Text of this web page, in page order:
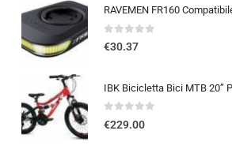
0out of 5
€30.37
0out of 5
€229.00